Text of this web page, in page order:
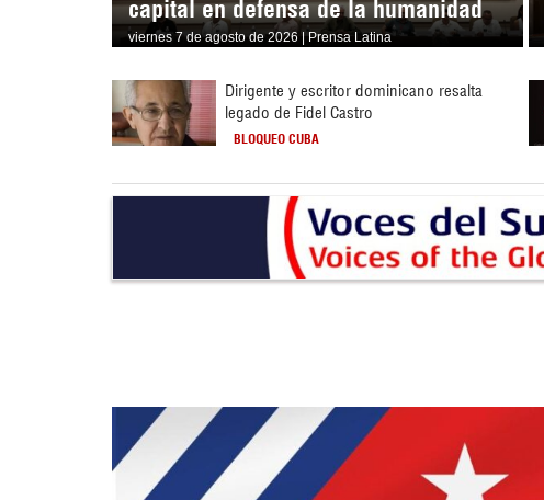
capital en defensa de la humanidad
viernes 7 de agosto de 2026 | Prensa Latina
Dirigente y escritor dominicano resalta
legado de Fidel Castro
BLOQUEO CUBA